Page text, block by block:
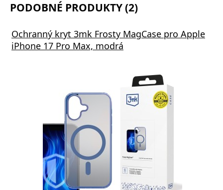
PODOBNÉ PRODUKTY (2)
Ochranný kryt 3mk Frosty MagCase pro Apple
iPhone 17 Pro Max, modrá